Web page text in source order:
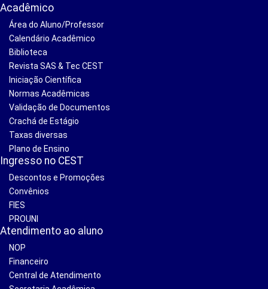
Acadêmico
Área do Aluno/Professor
Calendário Acadêmico
Biblioteca
Revista SAS & Tec CEST
Iniciação Científica
Normas Acadêmicas
Validação de Documentos
Crachá de Estágio
Taxas diversas
Plano de Ensino
Ingresso no CEST
Descontos e Promoções
Convênios
FIES
PROUNI
Atendimento ao aluno
NOP
Financeiro
Central de Atendimento